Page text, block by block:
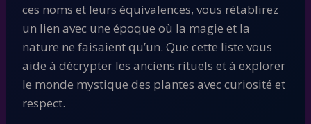
ces noms et leurs équivalences, vous rétablirez
un lien avec une époque où la magie et la
nature ne faisaient qu’un. Que cette liste vous
aide à décrypter les anciens rituels et à explorer
le monde mystique des plantes avec curiosité et
respect.